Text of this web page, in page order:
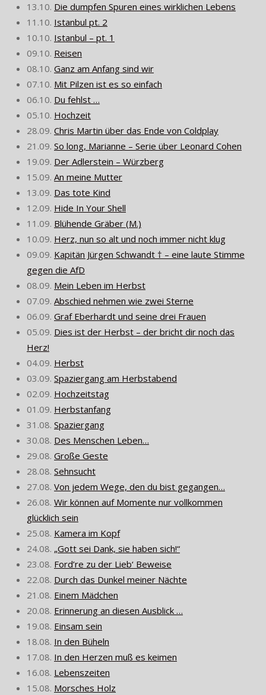
13.10. Die dumpfen Spuren eines wirklichen Lebens
11.10. Istanbul pt. 2
10.10. Istanbul – pt. 1
09.10. Reisen
08.10. Ganz am Anfang sind wir
07.10. Mit Pilzen ist es so einfach
06.10. Du fehlst …
05.10. Hochzeit
28.09. Chris Martin über das Ende von Coldplay
21.09. So long, Marianne – Serie über Leonard Cohen
19.09. Der Adlerstein – Würzberg
15.09. An meine Mutter
13.09. Das tote Kind
12.09. Hide In Your Shell
11.09. Blühende Gräber (M.)
10.09. Herz, nun so alt und noch immer nicht klug
09.09. Kapitän Jürgen Schwandt † – eine laute Stimme
gegen die AfD
08.09. Mein Leben im Herbst
07.09. Abschied nehmen wie zwei Sterne
06.09. Graf Eberhardt und seine drei Frauen
05.09. Dies ist der Herbst – der bricht dir noch das
Herz!
04.09. Herbst
03.09. Spaziergang am Herbstabend
02.09. Hochzeitstag
01.09. Herbstanfang
31.08. Spaziergang
30.08. Des Menschen Leben…
29.08. Große Geste
28.08. Sehnsucht
27.08. Von jedem Wege, den du bist gegangen…
26.08. Wir können auf Momente nur vollkommen
glücklich sein
25.08. Kamera im Kopf
24.08. „Gott sei Dank, sie haben sich!“
23.08. Ford’re zu der Lieb‘ Beweise
22.08. Durch das Dunkel meiner Nächte
21.08. Einem Mädchen
20.08. Erinnerung an diesen Ausblick …
19.08. Einsam sein
18.08. In den Büheln
17.08. In den Herzen muß es keimen
16.08. Lebenszeiten
15.08. Morsches Holz